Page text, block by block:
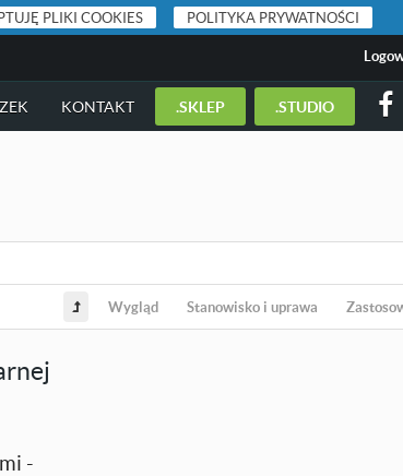
PLIKI COOKIES POLITYKA PRYWATNOŚCI
KONTAKT .SKLEP .STUDIO
Wygląd Stanowisko i uprawa
-